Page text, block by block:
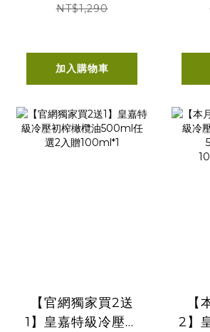
250ml +皇嘉橄欖
NT$1,290
加入購物車
【官網獨家買2送
1】皇嘉特級冷壓初
【
2】